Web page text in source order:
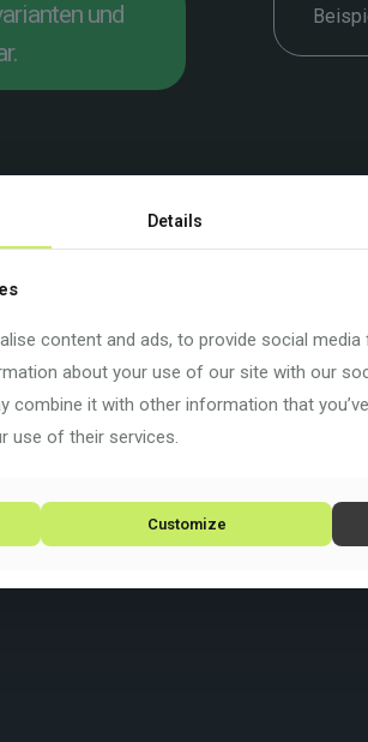
und
beste Leistung zu bringen.
die wichtig sind, wenn du auf
Rahmens und, wie alle Colnago-Räder,
Details
content and ads, to provide social
about your use of our site with our
combine it with other information that
use of their services.
Customize